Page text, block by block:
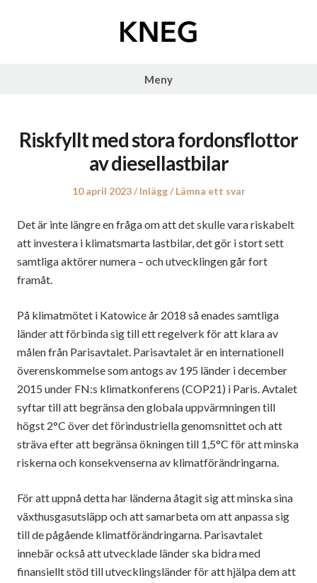
Meny
Riskfyllt med stora fordonsflottor
av diesellastbilar
Publicerat
10 april 2023
Publicerat
Inlägg Lämna ett svar
Det är inte längre en fråga om att det skulle vara riskabelt
att investera i klimatsmarta lastbilar, det gör i stort sett
samtliga aktörer numera – och utvecklingen går fort
framåt.
På klimatmötet i Katowice år 2018 så enades samtliga
länder att förbinda sig till ett regelverk för att klara av
målen från Parisavtalet. Parisavtalet är en internationell
överenskommelse som antogs av 195 länder i december
2015 under FN:s klimatkonferens (COP21) i Paris. Avtalet
syftar till att begränsa den globala uppvärmningen till
högst 2°C över det förindustriella genomsnittet och att
sträva efter att begränsa ökningen till 1,5°C för att minska
riskerna och konsekvenserna av klimatförändringarna.
För att uppnå detta har länderna åtagit sig att minska sina
växthusgasutsläpp och att samarbeta om att anpassa sig
till de pågående klimatförändringarna. Parisavtalet
innebär också att utvecklade länder ska bidra med
finansiellt stöd till utvecklingsländer för att hjälpa dem att